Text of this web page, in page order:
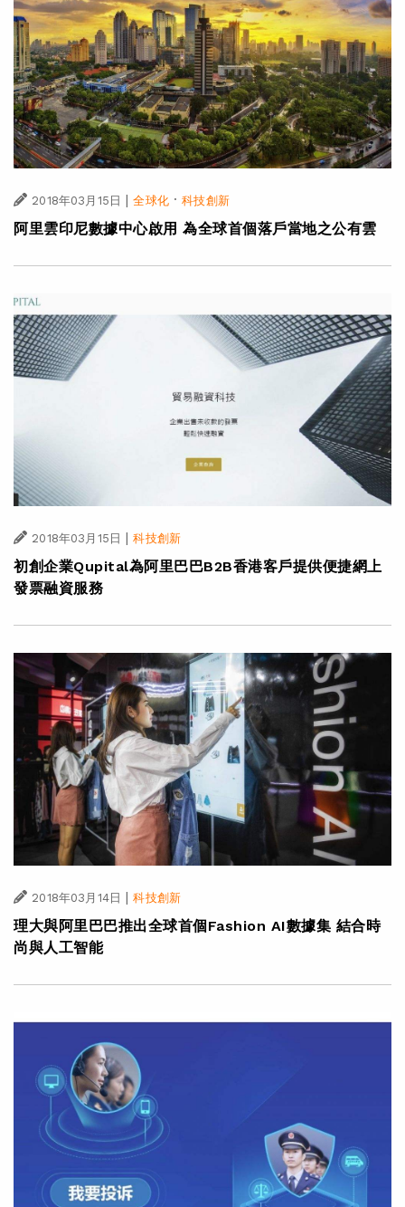
2018年03月15日 | 全球化·科技創新
阿里雲印尼數據中心啟用 為全球首個落戶當地之公有雲
2018年03月15日 科技創新
初創企業Qupital為阿里巴巴B2B香港客戶提供便捷網上
發票融資服務
2018年03月14日 科技創新
理大與阿里巴巴推出全球首個Fashion AI數據集 結合時
尚與人工智能